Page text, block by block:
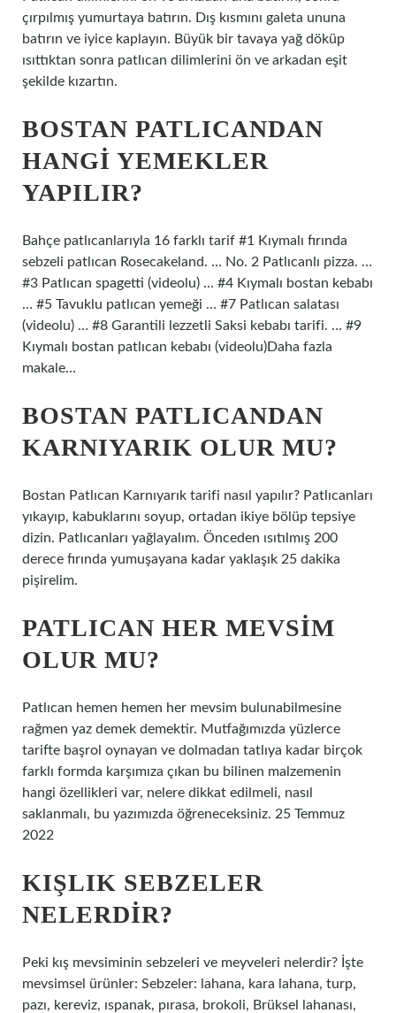
çırpılmış yumurtaya batırın. Dış kısmını galeta ununa
batırın ve iyice kaplayın. Büyük bir tavaya yağ döküp
ısıttıktan sonra patlıcan dilimlerini ön ve arkadan eşit
şekilde kızartın.
BOSTAN PATLICANDAN
HANGI YEMEKLER
YAPILIR?
Bahçe patlıcanlarıyla 16 farklı tarif #1 Kıymalı fırında
sebzeli patlıcan Rosecakeland. … No. 2 Patlıcanlı pizza. …
#3 Patlıcan spagetti (videolu) … #4 Kıymalı bostan kebabı
… #5 Tavuklu patlıcan yemeği … #7 Patlıcan salatası
(videolu) … #8 Garantili lezzetli Saksi kebabı tarifi. … #9
Kıymalı bostan patlıcan kebabı (videolu)Daha fazla
makale…
BOSTAN PATLICANDAN
KARNIYARIK OLUR MU?
Bostan Patlıcan Karnıyarık tarifi nasıl yapılır? Patlıcanları
yıkayıp, kabuklarını soyup, ortadan ikiye bölüp tepsiye
dizin. Patlıcanları yağlayalım. Önceden ısıtılmış 200
derece fırında yumuşayana kadar yaklaşık 25 dakika
pişirelim.
PATLICAN HER MEVSIM
OLUR MU?
Patlıcan hemen hemen her mevsim bulunabilmesine
rağmen yaz demek demektir. Mutfağımızda yüzlerce
tarifte başrol oynayan ve dolmadan tatlıya kadar birçok
farklı formda karşımıza çıkan bu bilinen malzemenin
hangi özellikleri var, nelere dikkat edilmeli, nasıl
saklanmalı, bu yazımızda öğreneceksiniz. 25 Temmuz
2022
KIŞLIK SEBZELER
NELERDIR?
Peki kış mevsiminin sebzeleri ve meyveleri nelerdir? İşte
mevsimsel ürünler: Sebzeler: lahana, kara lahana, turp,
pazı, kereviz, ıspanak, pırasa, brokoli, Brüksel lahanası,